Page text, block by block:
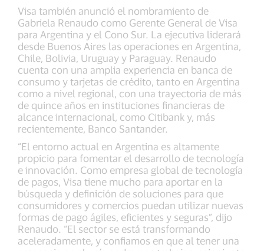
Visa también anunció el nombramiento de
Gabriela Renaudo como Gerente General de Visa
para Argentina y el Cono Sur. La ejecutiva liderará
desde Buenos Aires las operaciones en Argentina,
Chile, Bolivia, Uruguay y Paraguay. Renaudo
cuenta con una amplia experiencia en banca de
consumo y tarjetas de crédito, tanto en Argentina
como a nivel regional, con una trayectoria de más
de quince años en instituciones financieras de
alcance internacional, como Citibank y, más
recientemente, Banco Santander.
“El entorno actual en Argentina es altamente
propicio para fomentar el desarrollo de tecnología
e innovación. Como empresa global de tecnología
de pagos, Visa tiene mucho para aportar en la
búsqueda y definición de soluciones para que
consumidores y comercios puedan utilizar nuevas
formas de pago ágiles, eficientes y seguras”, dijo
Renaudo. “El sector se está transformando
aceleradamente, y confiamos en que al tener una